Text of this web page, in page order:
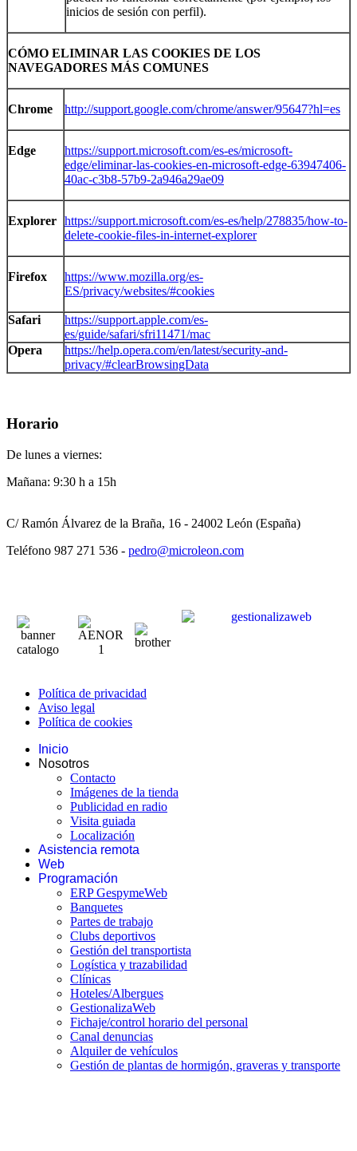
inicios de sesión con perfil).
CÓMO ELIMINAR LAS COOKIES DE LOS
NAVEGADORES MÁS COMUNES
Chrome http://support.google.com/chrome/answer/95647?hl=es
Edge
https://support.microsoft.com/es-es/microsoft-
edge/eliminar-las-cookies-en-microsoft-edge-63947406-
40ac-c3b8-57b9-2a946a29ae09
Explorer https://support.microsoft.com/es-es/help/278835/how-to-
delete-cookie-files-in-internet-explorer
Firefox
https://www.mozilla.org/es-
ES/privacy/websites/#cookies
Safari
https://support.apple.com/es-
es/guide/safari/sfri11471/mac
Opera
https://help.opera.com/en/latest/security-and-
privacy/#clearBrowsingData
Horario
De lunes a viernes:
Mañana: 9:30 h a 15h
C/ Ramón Álvarez de la Braña, 16 - 24002 León (España)
Teléfono 987 271 536 - pedro@microleon.com
Política de privacidad
Aviso legal
Política de cookies
Inicio
Nosotros
Contacto
Imágenes de la tienda
Publicidad en radio
Visita guiada
Localización
Asistencia remota
Web
Programación
ERP GespymeWeb
Banquetes
Partes de trabajo
Clubs deportivos
Gestión del transportista
Logística y trazabilidad
Clínicas
Hoteles/Albergues
GestionalizaWeb
Fichaje/control horario del personal
Canal denuncias
Alquiler de vehículos
Gestión de plantas de hormigón, graveras y transporte